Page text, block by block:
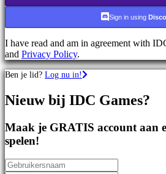
Simulation
Puzzle
games
Fighting
games
Demo's
Gemeenschap
Gameplay
In-
game
evenementen
Sign in using
I have read and am in agreement with
and Privacy Policy.
Ben je lid? Log nu in!
Nieuw bij IDC Games?
Maak je GRATIS account aan
spelen!